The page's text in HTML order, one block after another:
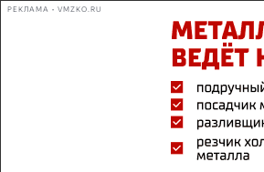
РЕКЛАМА • VMZKO.RU